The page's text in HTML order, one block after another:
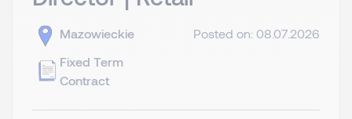
Mazowieckie
Fixed Term
Contract
Posted on: 08.07.2026